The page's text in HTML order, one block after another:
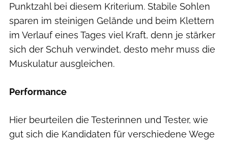
Punktzahl bei diesem Kriterium. Stabile Sohlen
sparen im steinigen Gelände und beim Klettern
im Verlauf eines Tages viel Kraft, denn je stärker
sich der Schuh verwindet, desto mehr muss die
Muskulatur ausgleichen.
Performance
Hier beurteilen die Testerinnen und Tester, wie
gut sich die Kandidaten für verschiedene Wege